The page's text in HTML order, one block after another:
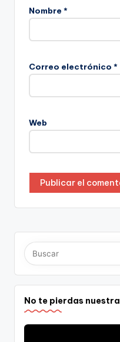
Nombre *
Correo electrónico *
Web
No te pierdas